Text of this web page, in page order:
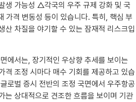
생 가능성 △각국의 우주 규제 강화 및 국
가격 변동성 등이 있습니다. 특히, 핵심 부
산 차질을 야기할 수 있는 잠재적 리스크입
에서는, 장기적인 우상향 추세를 보이는
격 조정 시마다 매수 기회를 제공하고 있습
로벌 증시 전반의 조정 국면에서 우주항공
는 상대적으로 견조한 흐름을 보이며 기관